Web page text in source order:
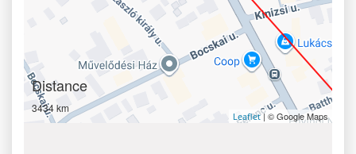
Distance
3434 km
Leaflet| © Google Maps